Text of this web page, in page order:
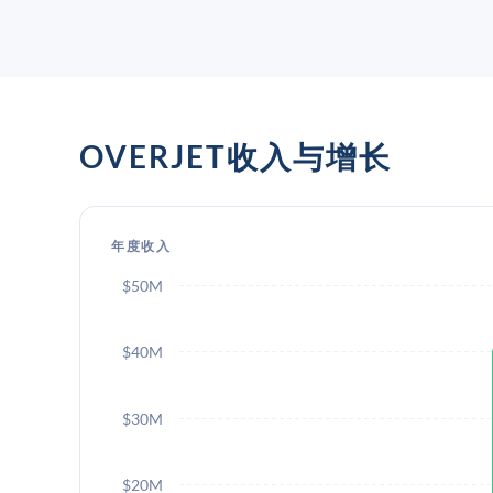
OVERJET收入与增长
年度收入
$20M
$30M
$40M
$50M